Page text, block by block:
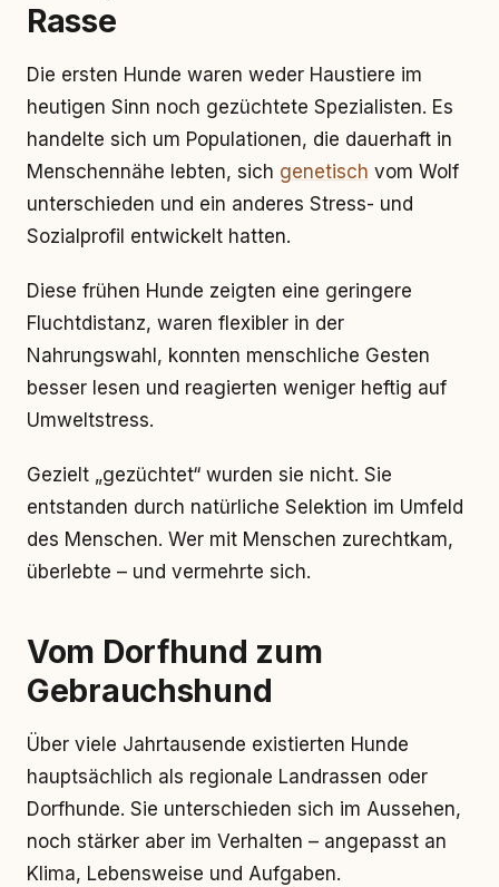
Rasse
Die ersten Hunde waren weder Haustiere im
heutigen Sinn noch gezüchtete Spezialisten. Es
handelte sich um Populationen, die dauerhaft in
Menschennähe lebten, sich genetisch vom Wolf
unterschieden und ein anderes Stress- und
Sozialprofil entwickelt hatten.
Diese frühen Hunde zeigten eine geringere
Fluchtdistanz, waren flexibler in der
Nahrungswahl, konnten menschliche Gesten
besser lesen und reagierten weniger heftig auf
Umweltstress.
Gezielt „gezüchtet“ wurden sie nicht. Sie
entstanden durch natürliche Selektion im Umfeld
des Menschen. Wer mit Menschen zurechtkam,
überlebte – und vermehrte sich.
Vom Dorfhund zum
Gebrauchshund
Über viele Jahrtausende existierten Hunde
hauptsächlich als regionale Landrassen oder
Dorfhunde. Sie unterschieden sich im Aussehen,
noch stärker aber im Verhalten – angepasst an
Klima, Lebensweise und Aufgaben.